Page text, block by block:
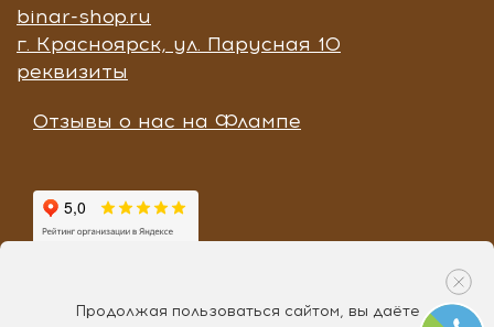
binar-shop.ru
г. Красноярск, ул. Парусная 10
реквизиты
Отзывы о нас на Флампе
Продолжая пользоваться сайтом, вы даёте